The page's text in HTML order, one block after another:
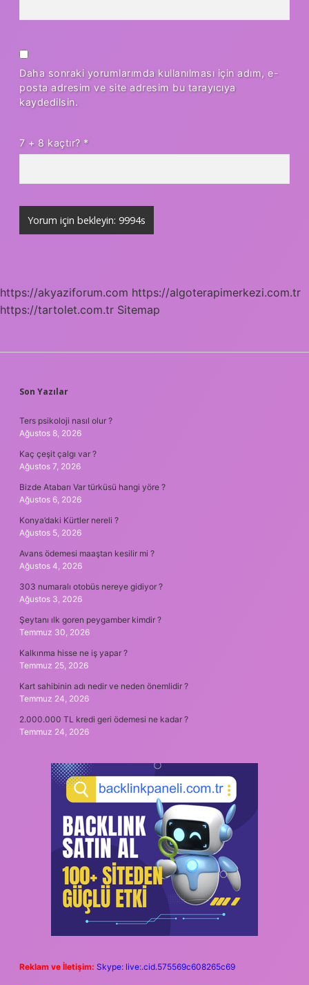
Daha sonraki yorumlarımda kullanılması için adım, e-
posta adresim ve site adresim bu tarayıcıya
kaydedilsin.
7 + 8 kaçtır? *
https://akyaziforum.com https://algoterapimerkezi.com.tr
https://tartolet.com.tr Sitemap
SIDEBAR
Son Yazılar
Ters psikoloji nasıl olur ?
Ağustos 8, 2026
Kaç çeşit çalgı var ?
Ağustos 7, 2026
Bizde Atabarı Var türküsü hangi yöre ?
Ağustos 6, 2026
Konya’daki Kürtler nereli ?
Ağustos 5, 2026
Avans ödemesi maaştan kesilir mi ?
Ağustos 4, 2026
303 numaralı otobüs nereye gidiyor ?
Ağustos 3, 2026
Şeytanı ılk goren peygamber kimdir ?
Temmuz 30, 2026
Kalkınma hisse ne iş yapar ?
Temmuz 25, 2026
Kart sahibinin adı nedir ve neden önemlidir ?
Temmuz 24, 2026
2.000.000 TL kredi geri ödemesi ne kadar ?
Temmuz 24, 2026
Reklam ve İletişim: Skype: live:.cid.575569c608265c69